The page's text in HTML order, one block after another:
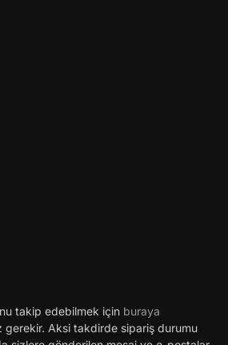
takip edebilmek için buraya
gerekir. Aksi takdirde sipariş durumu